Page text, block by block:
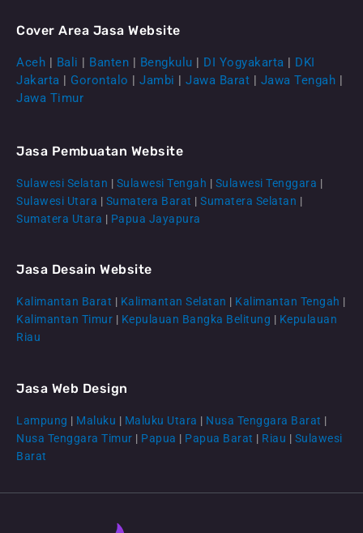
CS Lenteraweb
Cover Area Jasa Website
Aceh Bali Banten Bengkulu DI Yogyakarta
DKI
Jakarta
Gorontalo Jambi Jawa Barat Jawa Tengah
Jawa Timur
Jasa Pembuatan Website
Sulawesi Selatan | Sulawesi Tengah | Sulawesi Tenggara |
Sulawesi Utara | Sumatera Barat | Sumatera Selatan |
Sumatera Utara | Papua Jayapura
Jasa Desain Website
Kalimantan Barat | Kalimantan Selatan | Kalimantan Tengah |
Kalimantan Timur | Kepulauan Bangka Belitung | Kepulauan
Riau
Jasa Web Design
Lampung | Maluku | Maluku Utara | Nusa Tenggara Barat |
Nusa Tenggara Timur | Papua | Papua Barat | Riau | Sulawesi
Barat